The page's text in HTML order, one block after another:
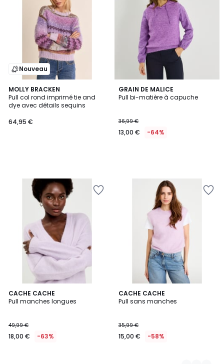
Nouveau
MOLLY BRACKEN
Pull col rond imprimé tie and
dye avec détails sequins
64,95 €
GRAIN DE MALICE
Pull bi-matière à capuche
36,99 €
13,00 € -64%
CACHE CACHE
Pull manches longues
49,99 €
18,00 € -63%
CACHE CACHE
Pull sans manches
35,99 €
15,00 € -58%
2
Couleurs